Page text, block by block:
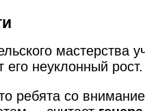
мастерства
его неуклонный рост.
ребята со